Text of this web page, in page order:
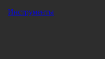
Инструменты